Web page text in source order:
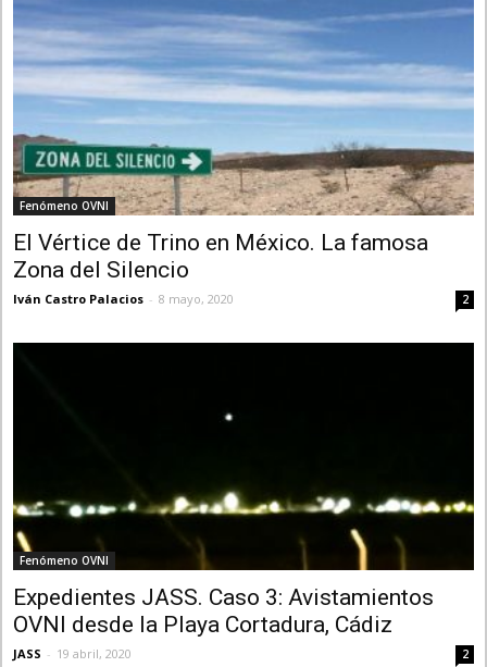
Fenómeno OVNI
El Vértice de Trino en México. La famosa
Zona del Silencio
Iván Castro Palacios - 8 mayo, 2020 2
Fenómeno OVNI
Expedientes JASS. Caso 3: Avistamientos
OVNI desde la Playa Cortadura, Cádiz
JASS - 19 abril, 2020 2